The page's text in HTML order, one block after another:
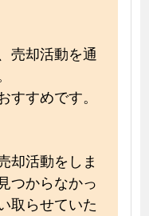
売却活動を通
すめです。
却活動をしま
つからなかっ
取らせていた